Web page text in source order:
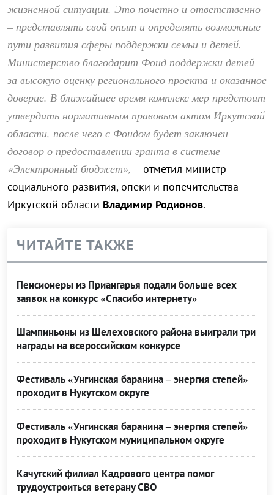
жизненной ситуации. Это почетно и ответственно
– представлять свой опыт и определять возможные
пути развития сферы поддержки семьи и детей.
Министерство благодарит Фонд поддержки детей
за высокую оценку регионального проекта и оказанное
доверие. В ближайшее время комплекс мер предстоит
утвердить нормативным правовым актом Иркутской
области, после чего с Фондом будет заключен
договор о предоставлении гранта в системе
«Электронный бюджет», – отметил министр
социального развития, опеки и попечительства
Иркутской области Владимир Родионов.
ЧИТАЙТЕ ТАКЖЕ
Пенсионеры из Приангарья подали больше всех
заявок на конкурс «Спасибо интернету»
Шампиньоны из Шелеховского района выиграли три
награды на всероссийском конкурсе
Фестиваль «Унгинская баранина – энергия степей»
проходит в Нукутском округе
Фестиваль «Унгинская баранина – энергия степей»
проходит в Нукутском муниципальном округе
Качугский филиал Кадрового центра помог
трудоустроиться ветерану СВО